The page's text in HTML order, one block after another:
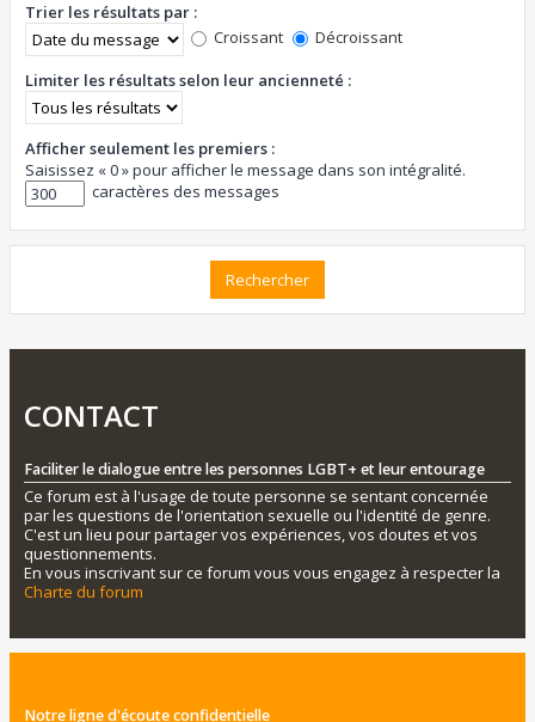
Trier les résultats par :
Croissant
Décroissant
Limiter les résultats selon leur ancienneté :
Afficher seulement les premiers :
Saisissez « 0 » pour afficher le message dans son intégralité.
caractères des messages
CONTACT
Faciliter le dialogue entre les personnes LGBT+ et leur entourage
Ce forum est à l'usage de toute personne se sentant concernée
par les questions de l'orientation sexuelle ou l'identité de genre.
C'est un lieu pour partager vos expériences, vos doutes et vos
questionnements.
En vous inscrivant sur ce forum vous vous engagez à respecter la
Charte du forum
Notre ligne d'écoute confidentielle